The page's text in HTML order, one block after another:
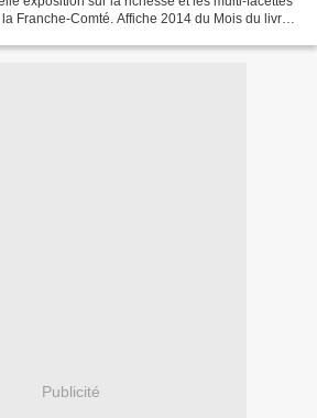
Franche-Comté. Affiche 2014 du Mois du livre
Publicité